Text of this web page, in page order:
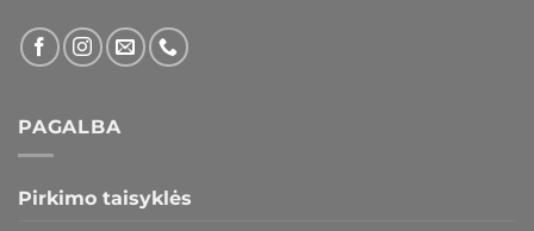
PAGALBA
Pirkimo taisyklės